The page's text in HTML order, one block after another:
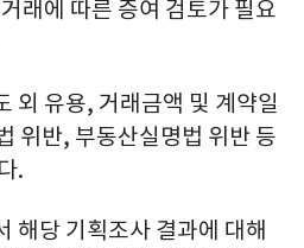
래에 따른 증여 검토가 필요
외 유용, 거래금액 및 계약일
위반, 부동산실명법 위반 등
.
해당 기획조사 결과에 대해